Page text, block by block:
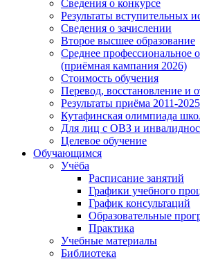
Сведения о конкурсе
Результаты вступительных
Сведения о зачислении
Второе высшее образование
Среднее профессиональное
(приёмная кампания 2026)
Стоимость обучения
Перевод, восстановление и
Результаты приёма 2011-2025
Кутафинская олимпиада
Для лиц с ОВЗ и
Целевое обучение
Обучающимся
Учёба
Расписание занятий
Графики учебного
График консультаций
Образовательные
Практика
Учебные материалы
Библиотека